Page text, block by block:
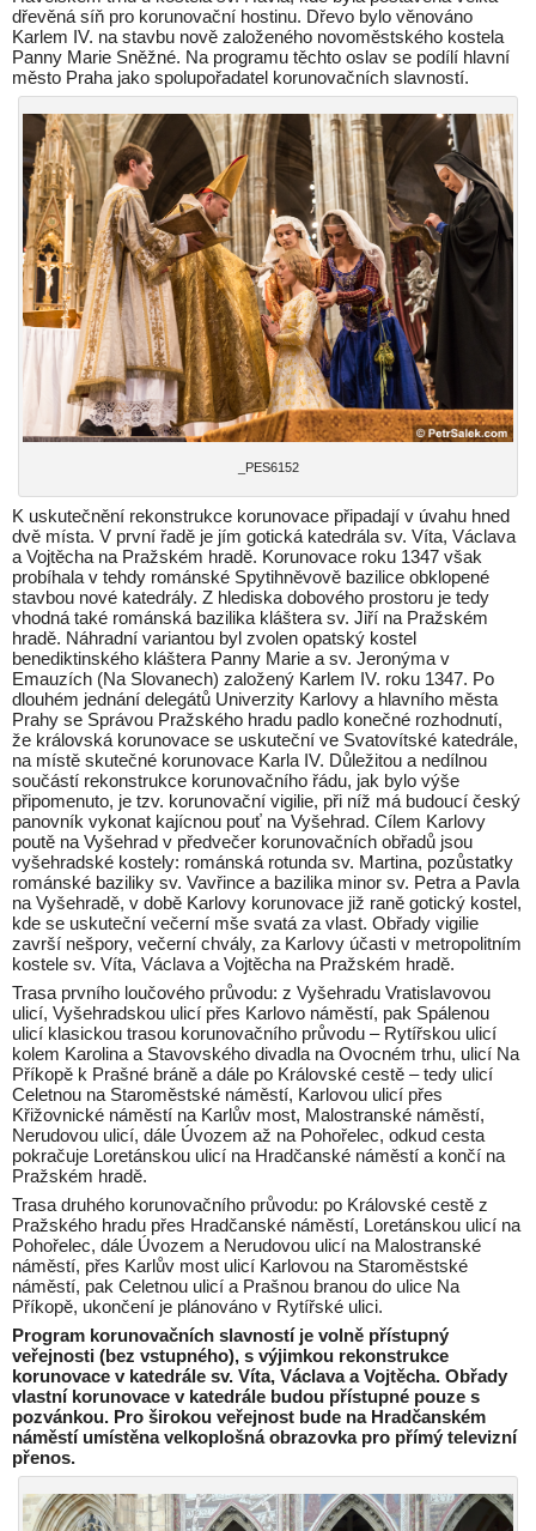
dřevěná síň pro korunovační hostinu. Dřevo bylo věnováno
Karlem IV. na stavbu nově založeného novoměstského kostela
Panny Marie Sněžné. Na programu těchto oslav se podílí hlavní
město Praha jako spolupořadatel korunovačních slavností.
_PES6152
K uskutečnění rekonstrukce korunovace připadají v úvahu hned
dvě místa. V první řadě je jím gotická katedrála sv. Víta, Václava
a Vojtěcha na Pražském hradě. Korunovace roku 1347 však
probíhala v tehdy románské Spytihněvově bazilice obklopené
stavbou nové katedrály. Z hlediska dobového prostoru je tedy
vhodná také románská bazilika kláštera sv. Jiří na Pražském
hradě. Náhradní variantou byl zvolen opatský kostel
benediktinského kláštera Panny Marie a sv. Jeronýma v
Emauzích (Na Slovanech) založený Karlem IV. roku 1347. Po
dlouhém jednání delegátů Univerzity Karlovy a hlavního města
Prahy se Správou Pražského hradu padlo konečné rozhodnutí,
že královská korunovace se uskuteční ve Svatovítské katedrále,
na místě skutečné korunovace Karla IV. Důležitou a nedílnou
součástí rekonstrukce korunovačního řádu, jak bylo výše
připomenuto, je tzv. korunovační vigilie, při níž má budoucí český
panovník vykonat kajícnou pouť na Vyšehrad. Cílem Karlovy
poutě na Vyšehrad v předvečer korunovačních obřadů jsou
vyšehradské kostely: románská rotunda sv. Martina, pozůstatky
románské baziliky sv. Vavřince a bazilika minor sv. Petra a Pavla
na Vyšehradě, v době Karlovy korunovace již raně gotický kostel,
kde se uskuteční večerní mše svatá za vlast. Obřady vigilie
završí nešpory, večerní chvály, za Karlovy účasti v metropolitním
kostele sv. Víta, Václava a Vojtěcha na Pražském hradě.
Trasa prvního loučového průvodu: z Vyšehradu Vratislavovou
ulicí, Vyšehradskou ulicí přes Karlovo náměstí, pak Spálenou
ulicí klasickou trasou korunovačního průvodu – Rytířskou ulicí
kolem Karolina a Stavovského divadla na Ovocném trhu, ulicí Na
Příkopě k Prašné bráně a dále po Královské cestě – tedy ulicí
Celetnou na Staroměstské náměstí, Karlovou ulicí přes
Křižovnické náměstí na Karlův most, Malostranské náměstí,
Nerudovou ulicí, dále Úvozem až na Pohořelec, odkud cesta
pokračuje Loretánskou ulicí na Hradčanské náměstí a končí na
Pražském hradě.
Trasa druhého korunovačního průvodu: po Královské cestě z
Pražského hradu přes Hradčanské náměstí, Loretánskou ulicí na
Pohořelec, dále Úvozem a Nerudovou ulicí na Malostranské
náměstí, přes Karlův most ulicí Karlovou na Staroměstské
náměstí, pak Celetnou ulicí a Prašnou branou do ulice Na
Příkopě, ukončení je plánováno v Rytířské ulici.
Program korunovačních slavností je volně přístupný
veřejnosti (bez vstupného), s výjimkou rekonstrukce
korunovace v katedrále sv. Víta, Václava a Vojtěcha. Obřady
vlastní korunovace v katedrále budou přístupné pouze s
pozvánkou. Pro širokou veřejnost bude na Hradčanském
náměstí umístěna velkoplošná obrazovka pro přímý televizní
přenos.